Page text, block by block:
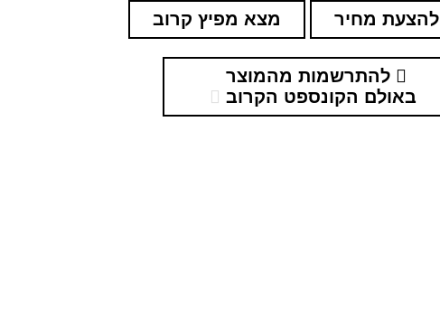
להצעת מחיר מצא מפיץ קרוב
להתרשמות מהמוצר
באולם הקונספט הקרוב